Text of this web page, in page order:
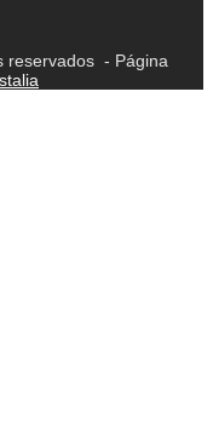
reservados - Página